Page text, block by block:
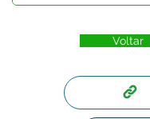
Voltar